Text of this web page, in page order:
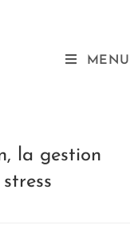
MENU
la gestion